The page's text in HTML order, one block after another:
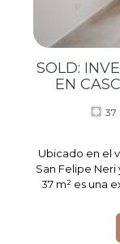
SOLD:
EN
37
Ubicado en el
San Felipe
37 m² es una